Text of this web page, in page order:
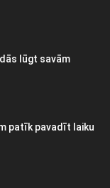
lūgt savām
patīk pavadīt laiku